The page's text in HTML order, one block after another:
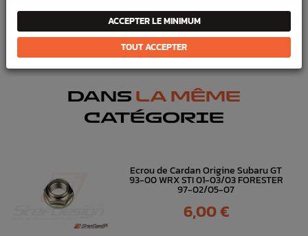
FICHE TECHNIQUE
Transmission
Pignoneries,Short shifter
DANS LA MÊME
CATÉGORIE
Ecrou de Cardan Origine Subaru GT
93-00 WRX STI 01-03/03 FORESTER
97-02/05-07
Prix
6,00 €
ACCEPTER LE MINIMUM
TOUT ACCEPTER